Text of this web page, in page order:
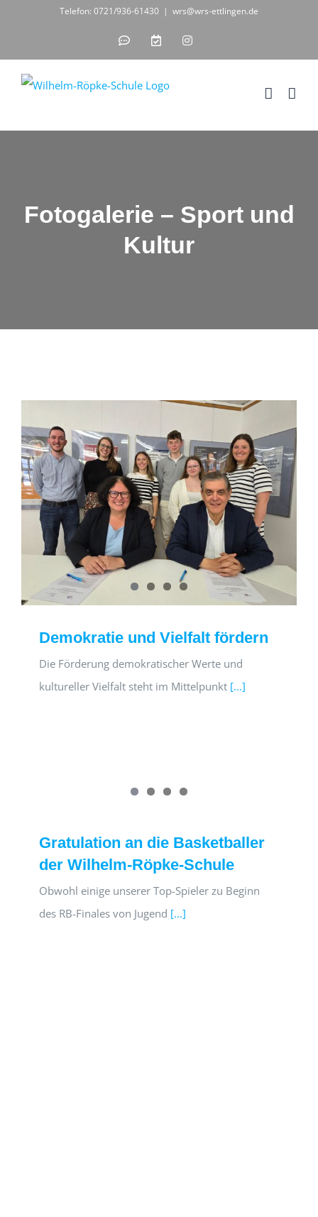
springen
Telefon: 0721/936-61430 | wrs@wrs-ettlingen.de
IServ
unsere
IT-
WebUntis
digitales
Instagram
Fotogalerie – Sport und
Kultur
Demokratie und Vielfalt fördern
Die Förderung demokratischer Werte und
kultureller Vielfalt steht im Mittelpunkt[...]
Gratulation an die Basketballer
der Wilhelm-Röpke-Schule
Obwohl einige unserer Top-Spieler zu Beginn
des RB-Finales von Jugend [...]